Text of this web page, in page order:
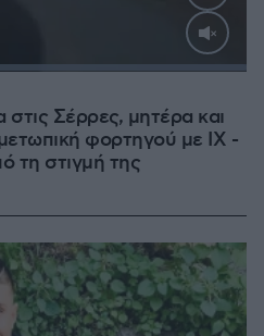
Loaded:
στις Σέρρες, μητέρα και
φορτηγού με ΙΧ -
τη στιγμή της